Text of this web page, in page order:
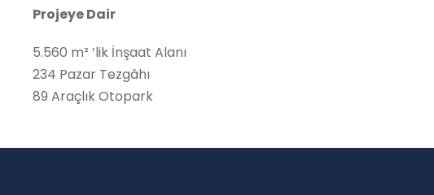
Projeye Dair
5.560 m² ’lik İnşaat Alanı
234 Pazar Tezgâhı
89 Araçlık Otopark